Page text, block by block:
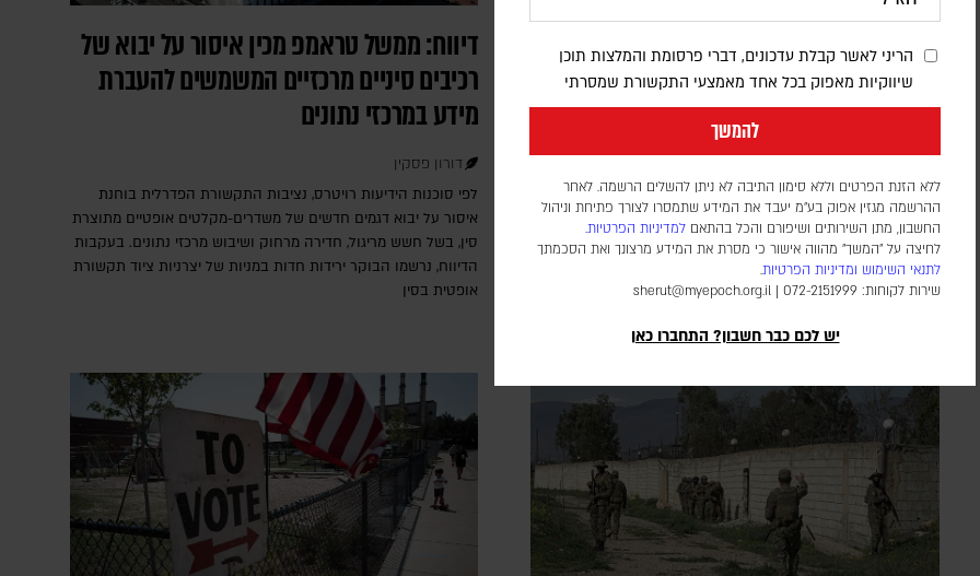
הריני לאשר קבלת עדכונים, דברי פרסומת והמלצות תוכן
שיווקיות מאפוק בכל אחד מאמצעי התקשורת שמסרתי
להמשך
ללא הזנת הפרטים וללא סימון התיבה לא ניתן להשלים הרשמה. לאחר
ההרשמה מגזין אפוק בע״מ יעבד את המידע שתמסרו לצורך פתיחת וניהול
החשבון, מתן השירותים ושיפורם והכל בהתאם למדיניות הפרטיות.
לחיצה על "המשך" מהווה אישור כי מסרת את המידע מרצונך ואת הסכמתך
לתנאי השימוש ומדיניות הפרטיות.
שירות לקוחות: 072-2151999 |
sherut@myepoch.org.il
יש לכם כבר חשבון? התחברו כאן
חיזבאללה הפר את הפסקת האש; צה"ל תקף
בדרום לבנון
דובר צה"ל הודיע כי "התקיפות התבצעו בתגובה להפרה בוטה של
ארגון הטרור חיזבאללה". סוכנות הידיעות הלבנונית NNA דיווחה על
הרוג ו-11 פצועים
דיווח: ממשל טראמפ מכין איסור על יבוא של
רכיבים סיניים מרכזיים המשמשים להעברת
מידע במרכזי נתונים
דורון פסקין
לפי סוכנות הידיעות רויטרס, נציבות התקשורת הפדרלית בוחנת
איסור על יבוא דגמים חדשים של משדרים-מקלטים אופטיים מתוצרת
סין, בשל חשש מריגול, חדירה מרחוק ושיבוש מרכזי נתונים. בעקבות
הדיווח, נרשמו הבוקר ירידות חדות במניות של יצרניות ציוד תקשורת
אופטית בסין